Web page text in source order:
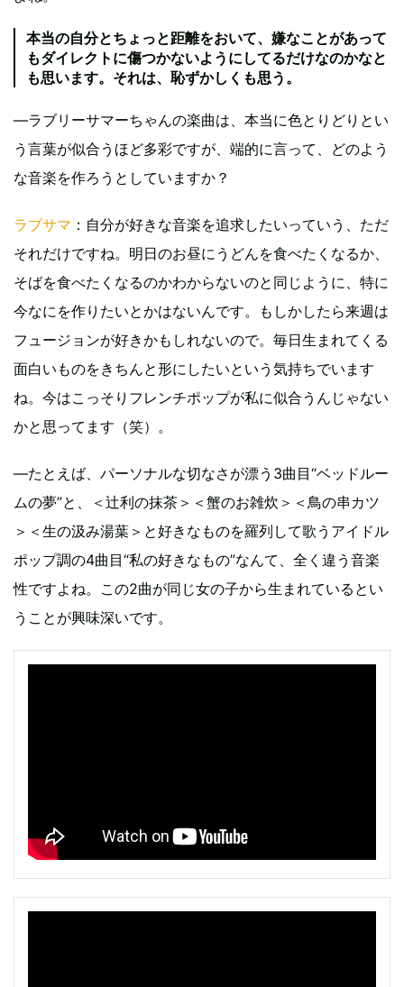
本当の自分とちょっと距離をおいて、嫌なことがあって
もダイレクトに傷つかないようにしてるだけなのかなと
も思います。それは、恥ずかしくも思う。
―ラブリーサマーちゃんの楽曲は、本当に色とりどりとい
う言葉が似合うほど多彩ですが、端的に言って、どのよう
な音楽を作ろうとしていますか？
ラブサマ ：自分が好きな音楽を追求したいっていう、ただ
それだけですね。明日のお昼にうどんを食べたくなるか、
そばを食べたくなるのかわからないのと同じように、特に
今なにを作りたいとかはないんです。もしかしたら来週は
フュージョンが好きかもしれないので。毎日生まれてくる
面白いものをきちんと形にしたいという気持ちでいます
ね。今はこっそりフレンチポップが私に似合うんじゃない
かと思ってます（笑）。
―たとえば、パーソナルな切なさが漂う3曲目“ベッドルー
ムの夢”と、＜辻利の抹茶＞＜蟹のお雑炊＞＜鳥の串カツ
＞＜生の汲み湯葉＞と好きなものを羅列して歌うアイドル
ポップ調の4曲目“私の好きなもの”なんて、全く違う音楽
性ですよね。この2曲が同じ女の子から生まれているとい
うことが興味深いです。